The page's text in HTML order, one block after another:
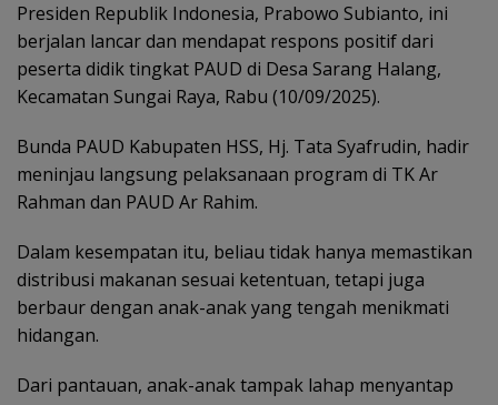
Presiden Republik Indonesia, Prabowo Subianto, ini
berjalan lancar dan mendapat respons positif dari
peserta didik tingkat PAUD di Desa Sarang Halang,
Kecamatan Sungai Raya, Rabu (10/09/2025).
Bunda PAUD Kabupaten HSS, Hj. Tata Syafrudin, hadir
meninjau langsung pelaksanaan program di TK Ar
Rahman dan PAUD Ar Rahim.
Dalam kesempatan itu, beliau tidak hanya memastikan
distribusi makanan sesuai ketentuan, tetapi juga
berbaur dengan anak-anak yang tengah menikmati
hidangan.
Dari pantauan, anak-anak tampak lahap menyantap